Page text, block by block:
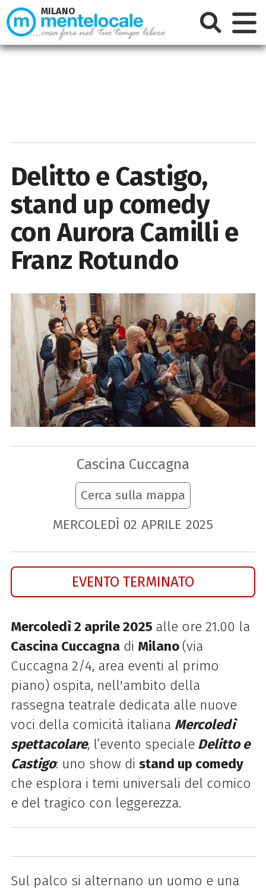
Delitto e Castigo,
stand up comedy
con Aurora Camilli e
Franz Rotundo
Cascina Cuccagna
Cerca sulla mappa
MERCOLEDÌ 02 APRILE 2025
EVENTO TERMINATO
Mercoledì 2 aprile 2025 alle ore 21.00 la
Cascina Cuccagnadi Milano(via
Cuccagna 2/4, area eventi al primo
piano) ospita, nell'ambito della
rassegna teatrale dedicata alle nuove
voci della comicità italiana Mercoledì
spettacolare, l’evento speciale Delitto e
Castigo: uno show di stand up comedy
che esplora i temi universali del comico
e del tragico con leggerezza.
Sul palco si alternano un uomo e una
MILANO